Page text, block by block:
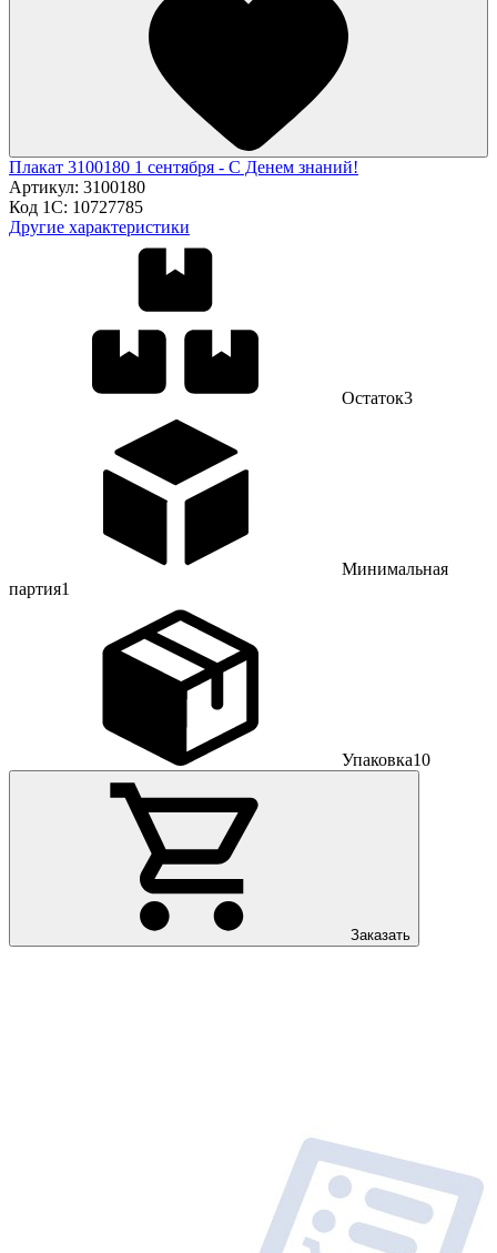
Плакат 3100180 1 сентября - С Денем знаний!
Артикул: 3100180
Код 1С: 10727785
Другие характеристики
Остаток3
Минимальная
партия1
Упаковка10
Заказать